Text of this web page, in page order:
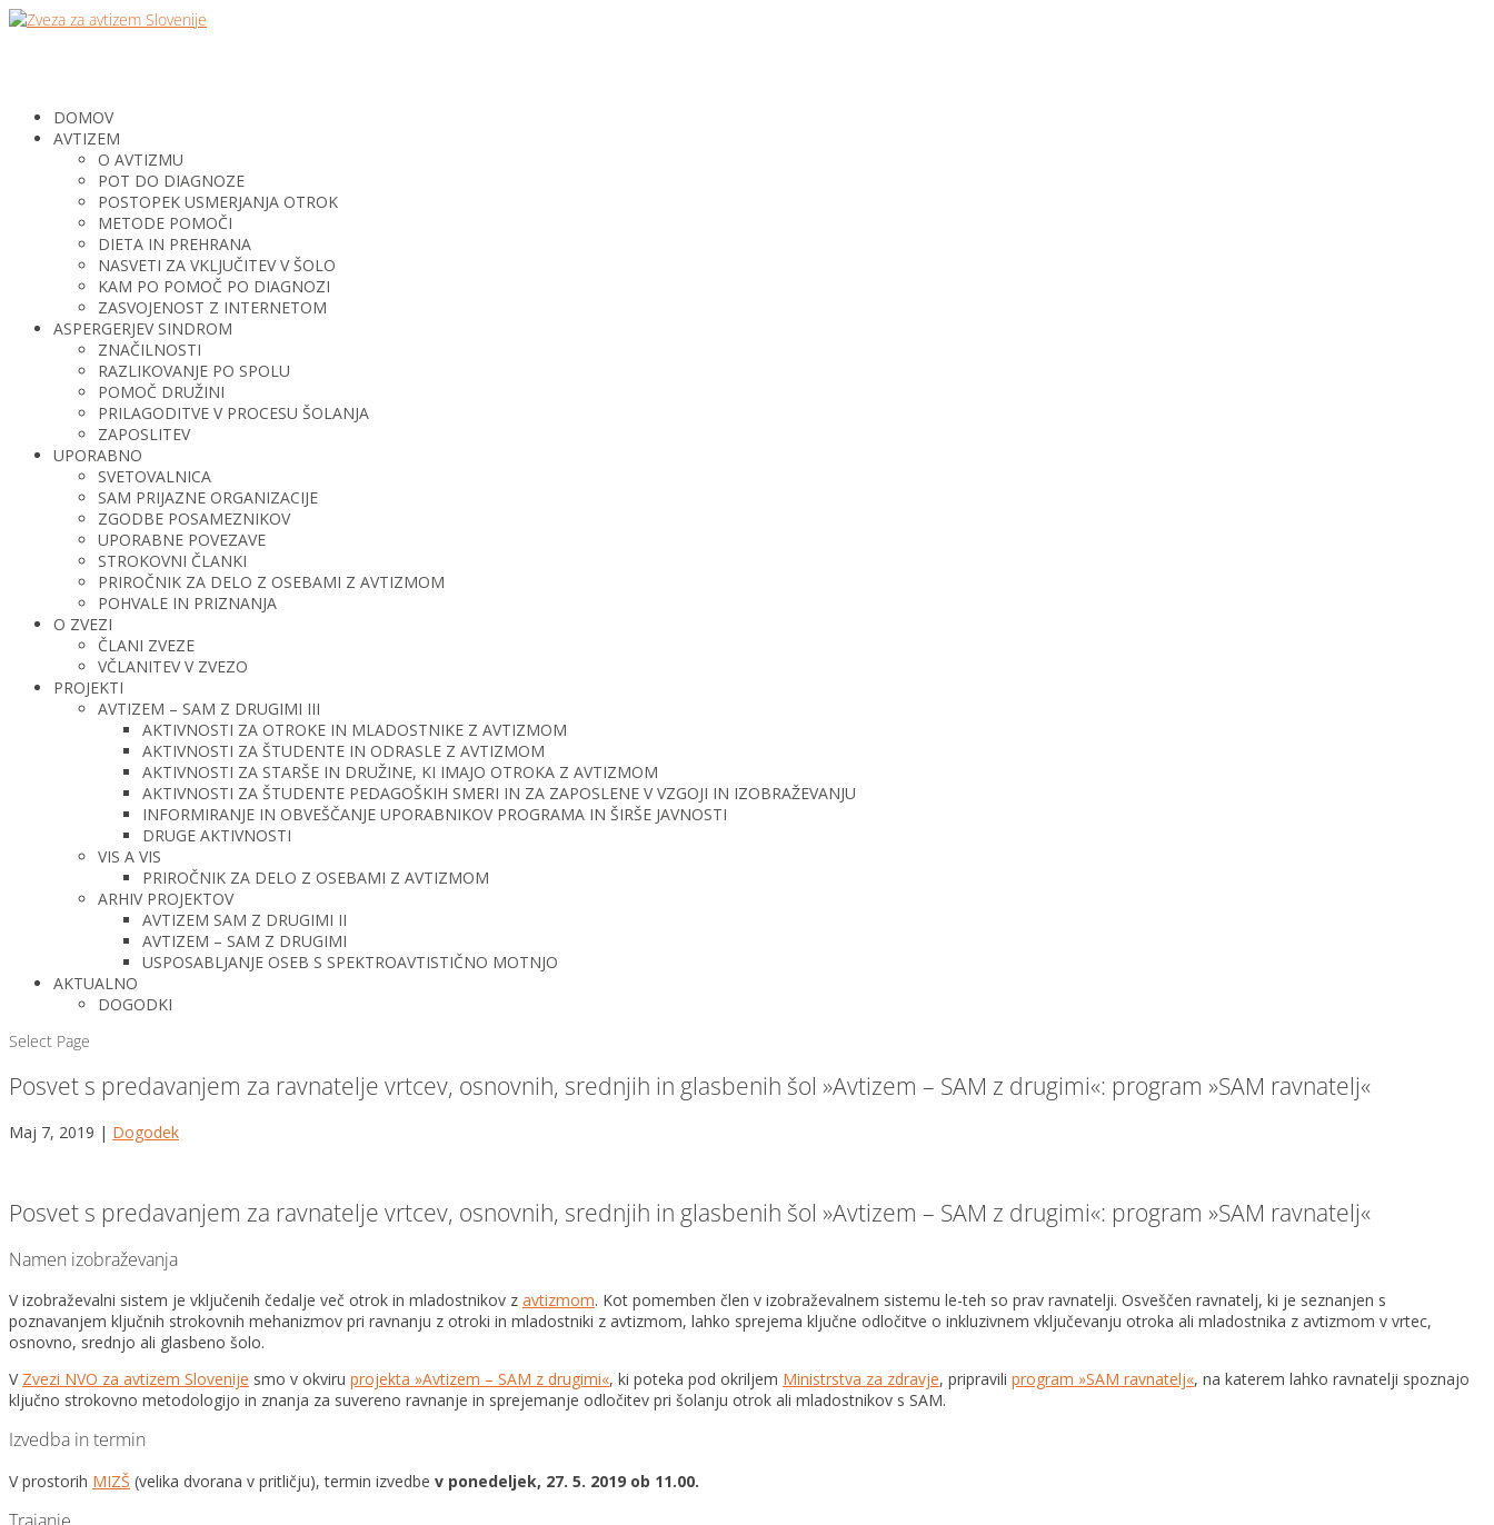
DOMOV
AVTIZEM
O AVTIZMU
POT DO DIAGNOZE
POSTOPEK USMERJANJA OTROK
METODE POMOČI
DIETA IN PREHRANA
NASVETI ZA VKLJUČITEV V ŠOLO
KAM PO POMOČ PO DIAGNOZI
ZASVOJENOST Z INTERNETOM
ASPERGERJEV SINDROM
ZNAČILNOSTI
RAZLIKOVANJE PO SPOLU
POMOČ DRUŽINI
PRILAGODITVE V PROCESU ŠOLANJA
ZAPOSLITEV
UPORABNO
SVETOVALNICA
SAM PRIJAZNE ORGANIZACIJE
ZGODBE POSAMEZNIKOV
UPORABNE POVEZAVE
STROKOVNI ČLANKI
PRIROČNIK ZA DELO Z OSEBAMI Z AVTIZMOM
POHVALE IN PRIZNANJA
O ZVEZI
ČLANI ZVEZE
VČLANITEV V ZVEZO
PROJEKTI
AVTIZEM – SAM Z DRUGIMI III
AKTIVNOSTI ZA OTROKE IN MLADOSTNIKE Z AVTIZMOM
AKTIVNOSTI ZA ŠTUDENTE IN ODRASLE Z AVTIZMOM
AKTIVNOSTI ZA STARŠE IN DRUŽINE, KI IMAJO OTROKA Z AVTIZMOM
AKTIVNOSTI ZA ŠTUDENTE PEDAGOŠKIH SMERI IN ZA ZAPOSLENE V VZGOJI IN IZOBRAŽEVANJU
INFORMIRANJE IN OBVEŠČANJE UPORABNIKOV PROGRAMA IN ŠIRŠE JAVNOSTI
DRUGE AKTIVNOSTI
VIS A VIS
PRIROČNIK ZA DELO Z OSEBAMI Z AVTIZMOM
ARHIV PROJEKTOV
AVTIZEM SAM Z DRUGIMI II
AVTIZEM – SAM Z DRUGIMI
USPOSABLJANJE OSEB S SPEKTROAVTISTIČNO MOTNJO
AKTUALNO
DOGODKI
Select Page
Posvet s predavanjem za ravnatelje vrtcev, osnovnih, srednjih in glasbenih šol »Avtizem – SAM z drugimi«: program »SAM ravnatelj«
Maj 7, 2019 | Dogodek
Posvet s predavanjem za ravnatelje vrtcev, osnovnih, srednjih in glasbenih šol »Avtizem – SAM z drugimi«: program »SAM ravnatelj«
Namen izobraževanja
V izobraževalni sistem je vključenih čedalje več otrok in mladostnikov z avtizmom. Kot pomemben člen v izobraževalnem sistemu le-teh so prav ravnatelji. Osveščen ravnatelj, ki je seznanjen s
poznavanjem ključnih strokovnih mehanizmov pri ravnanju z otroki in mladostniki z avtizmom, lahko sprejema ključne odločitve o inkluzivnem vključevanju otroka ali mladostnika z avtizmom v vrtec,
osnovno, srednjo ali glasbeno šolo.
V Zvezi NVO za avtizem Slovenije smo v okviru projekta »Avtizem – SAM z drugimi«, ki poteka pod okriljem Ministrstva za zdravje, pripravili program »SAM ravnatelj«, na katerem lahko ravnatelji spoznajo
ključno strokovno metodologijo in znanja za suvereno ravnanje in sprejemanje odločitev pri šolanju otrok ali mladostnikov s SAM.
Izvedba in termin
V prostorih MIZŠ (velika dvorana v pritličju), termin izvedbe v ponedeljek, 27. 5. 2019 ob 11.00.